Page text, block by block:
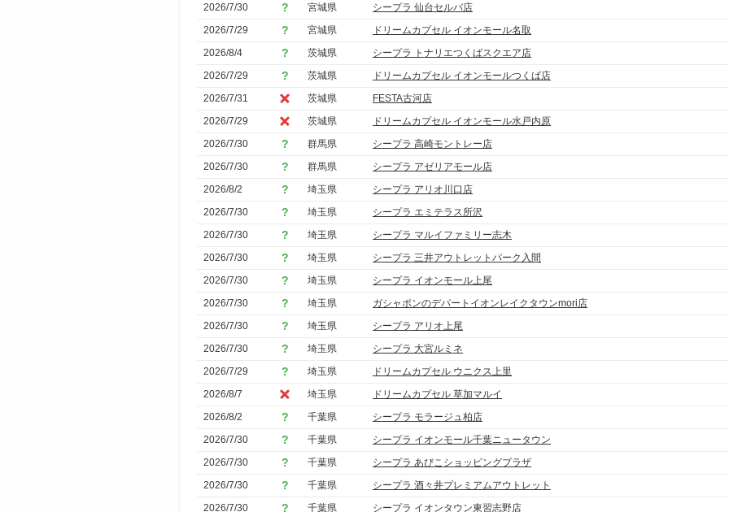
2026/7/30
宮城県
シープラ 仙台セルバ店
2026/7/29
宮城県
ドリームカプセル イオンモール名取
2026/8/4
茨城県
シープラ トナリエつくばスクエア店
2026/7/29
茨城県
ドリームカプセル イオンモールつくば店
2026/7/31
茨城県
FESTA古河店
2026/7/29
茨城県
ドリームカプセル イオンモール水戸内原
2026/7/30
群馬県
シープラ 高崎モントレー店
2026/7/30
群馬県
シープラ アゼリアモール店
2026/8/2
埼玉県
シープラ アリオ川口店
2026/7/30
埼玉県
シープラ エミテラス所沢
2026/7/30
埼玉県
シープラ マルイファミリー志木
2026/7/30
埼玉県
シープラ 三井アウトレットパーク入間
2026/7/30
埼玉県
シープラ イオンモール上尾
2026/7/30
埼玉県
ガシャポンのデパートイオンレイクタウンmori店
2026/7/30
埼玉県
シープラ アリオ上尾
2026/7/30
埼玉県
シープラ 大宮ルミネ
2026/7/29
埼玉県
ドリームカプセル ウニクス上里
2026/8/7
埼玉県
ドリームカプセル 草加マルイ
2026/8/2
千葉県
シープラ モラージュ柏店
2026/7/30
千葉県
シープラ イオンモール千葉ニュータウン
2026/7/30
千葉県
シープラ あびこショッピングプラザ
2026/7/30
千葉県
シープラ 酒々井プレミアムアウトレット
2026/7/30
千葉県 シープラ イオンタウン東習志野店